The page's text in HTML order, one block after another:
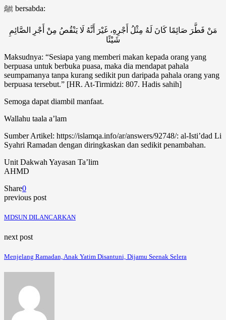
ﷺ bersabda:
مَنْ فَطَّرَ صَائِمًا كَانَ لَهُ مِثْلُ أَجْرِهِ، غَيْرَ أَنَّهُ لَا يَنْقُصُ مِنْ أَجْرِ الصَّائِمِ
شَيْئًا
Maksudnya: “Sesiapa yang memberi makan kepada orang yang
berpuasa untuk berbuka puasa, maka dia mendapat pahala
seumpamanya tanpa kurang sedikit pun daripada pahala orang yang
berpuasa tersebut.” [HR. At-Tirmidzi: 807. Hadis sahih]
Semoga dapat diambil manfaat.
Wallahu taala a’lam
Sumber Artikel: https://islamqa.info/ar/answers/92748/: al-Isti’dad Li
Syahri Ramadan dengan diringkaskan dan sedikit penambahan.
Unit Dakwah Yayasan Ta’lim
AHMD
Share0
previous post
MDSUN DILANCARKAN
next post
Menjelang Ramadan, Anak Yatim Disantuni, Dijamu Seenak Selera